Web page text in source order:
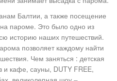
Балтии, а также посещение
пароме. Это было одно из
историю наших путешествий.
позволяет каждому найти
Чем заняться : детская
кафе, сауны, DUTY FREE,